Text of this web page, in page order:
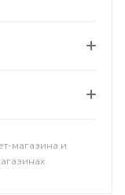
магазина и